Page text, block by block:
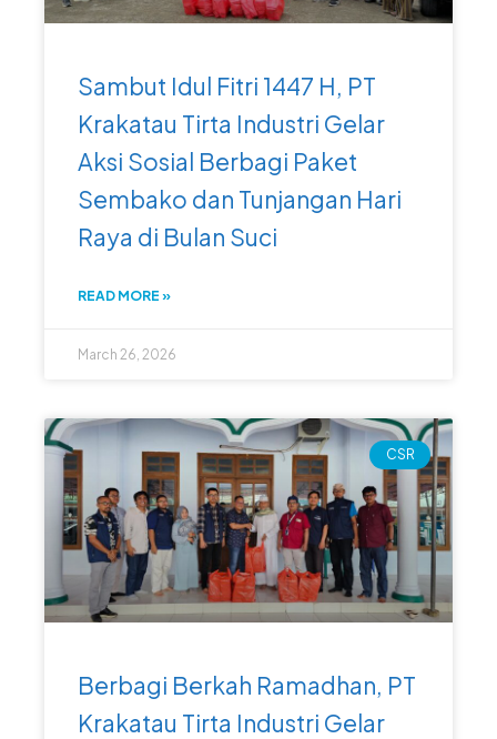
Sambut Idul Fitri 1447 H, PT
Krakatau Tirta Industri Gelar
Aksi Sosial Berbagi Paket
Sembako dan Tunjangan Hari
Raya di Bulan Suci
READ MORE »
March 26, 2026
CSR
Berbagi Berkah Ramadhan, PT
Krakatau Tirta Industri Gelar